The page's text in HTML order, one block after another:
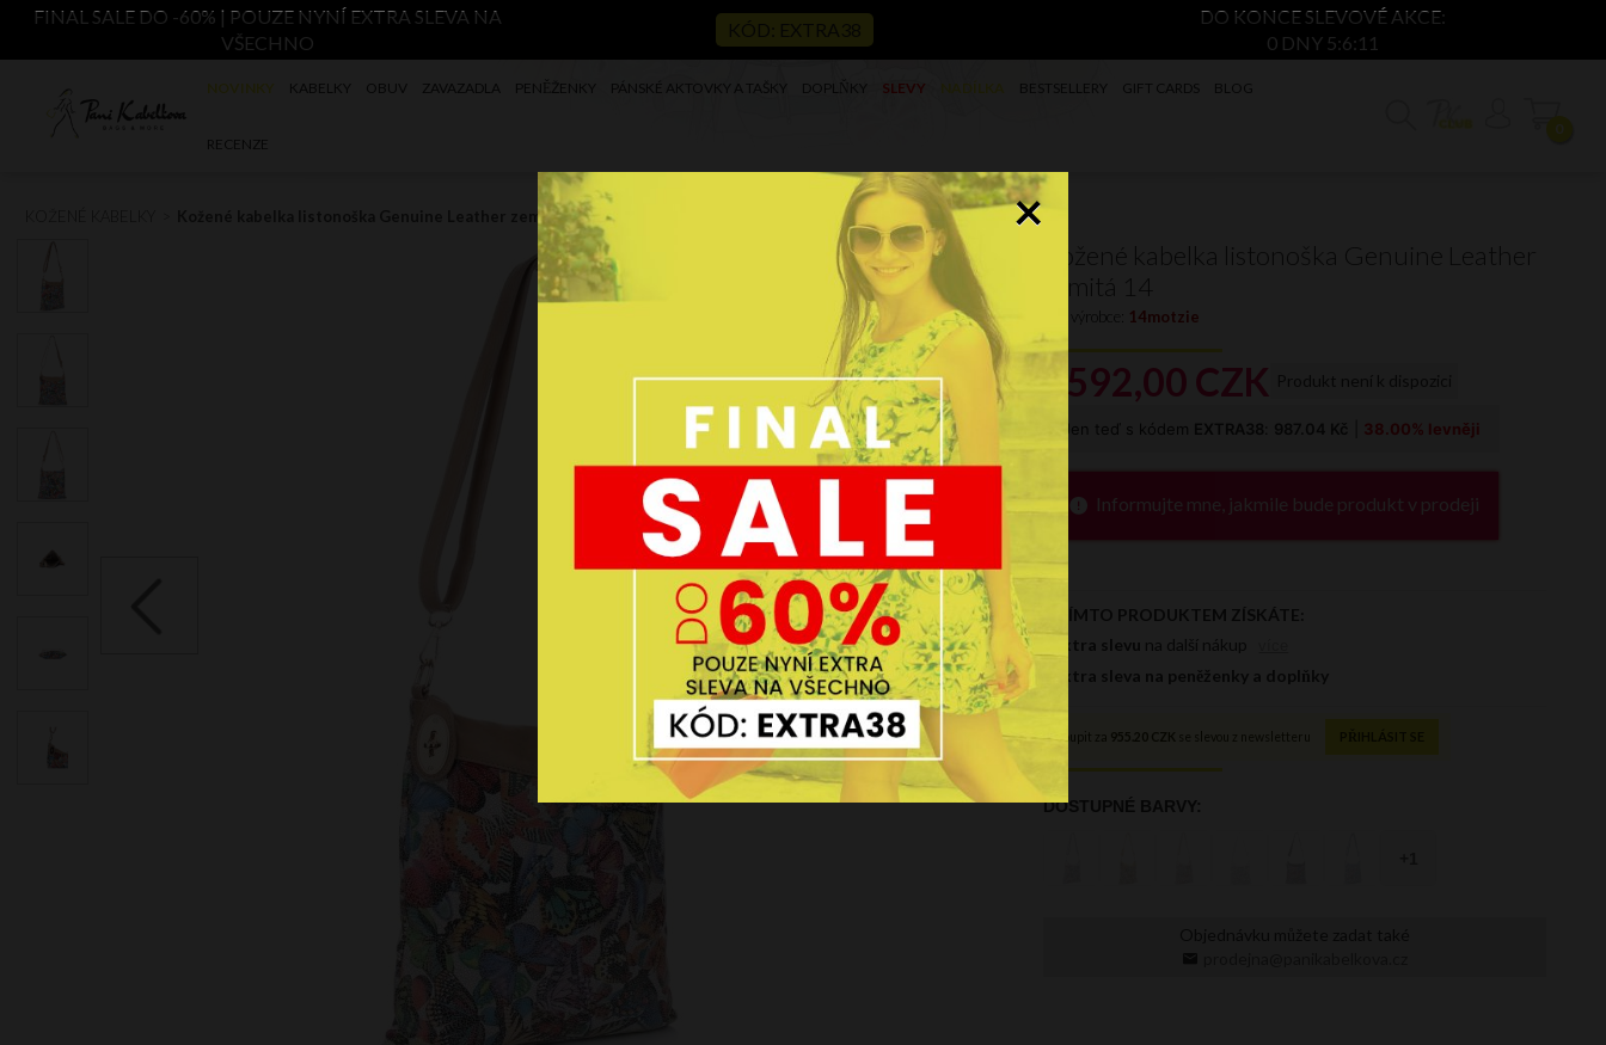
FINAL SALE DO -60% | POUZE NYNÍ EXTRA SLEVA NA
VŠECHNO
DO KONCE SLEVOVÉ AKCE:
0 DNY 5:6:10
NOVINKY KABELKY OBUV ZAVAZADLA PENĚŽENKY PÁNSKÉ AKTOVKY A TAŠKY DOPLŇKY SLEVY NADÍLKA BESTSELLERY GIFT CARDS BLOG
RECENZE
0
Kožené kabelka listonoška Genuine Leather zemitá 14
Kožené kabelka listonoška Genuine Leather
zemitá 14
Kód výrobce: 14motzie
1592,00 CZK
Informujte mne, jakmile bude produkt v prodeji
×